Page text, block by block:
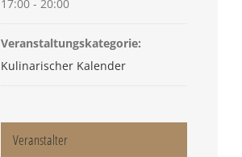
17:00 - 20:00
Veranstaltungskategorie:
Kulinarischer Kalender
Veranstalter